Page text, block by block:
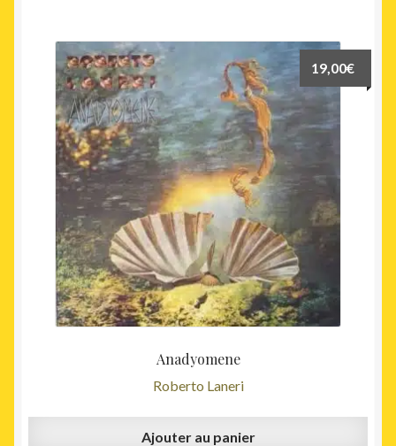
Anadyomene
Roberto Laneri
19,00€
Ajouter au panier